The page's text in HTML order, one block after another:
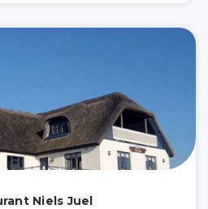
Niels Juel